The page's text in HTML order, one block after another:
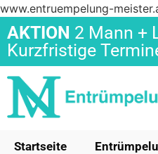
www.entruempelung-
AKTION 2 Mann +
Kurzfristige
Startseite